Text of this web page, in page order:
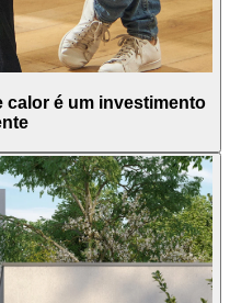
calor é um investimento